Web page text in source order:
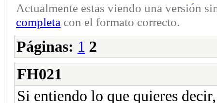
Actualmente estas viendo una versión
completa con el formato correcto.
Páginas: 1 2
FH021
Si entiendo lo que quieres